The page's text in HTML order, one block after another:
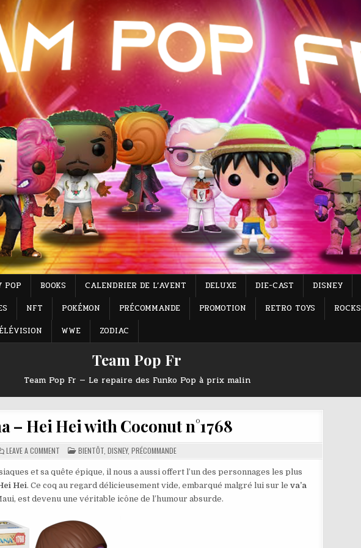
POP BOOKS CALENDRIER DE L’AVENT DELUXE DIE-CAST DISNEY
NFT POKÉMON PRÉCOMMANDE PROMOTION RETRO TOYS ROCKS
WWE ZODIAC
Team Pop Fr
Team Pop Fr — Le repaire des Funko Pop à prix malin
– Hei Hei with Coconut n°1768
LEAVE A COMMENT
FUNKO
DISNEY
–
HEI
N°1768
POSTED
IN
BIENTÔT DISNEY, PRÉCOMMANDE
et sa quête épique, il nous a aussi offert l’un des personnages les plus
Hei. Ce coq au regard délicieusement vide, embarqué malgré lui sur le va’a
est devenu une véritable icône de l’humour absurde.